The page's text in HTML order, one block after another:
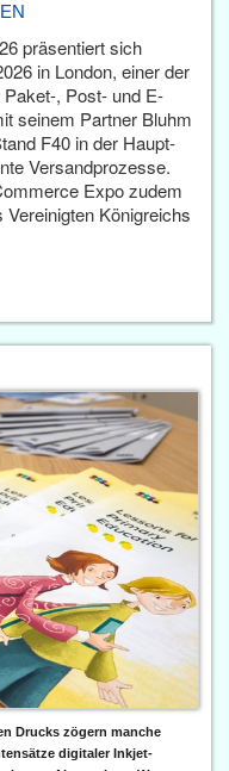
präsentiert sich
in London, einer der
, Post- und E-
seinem Partner Bluhm
F40 in der Haupt­
Versandprozesse.
Expo zudem
Königreichs
Drucks zögern manche
digitaler Inkjet-